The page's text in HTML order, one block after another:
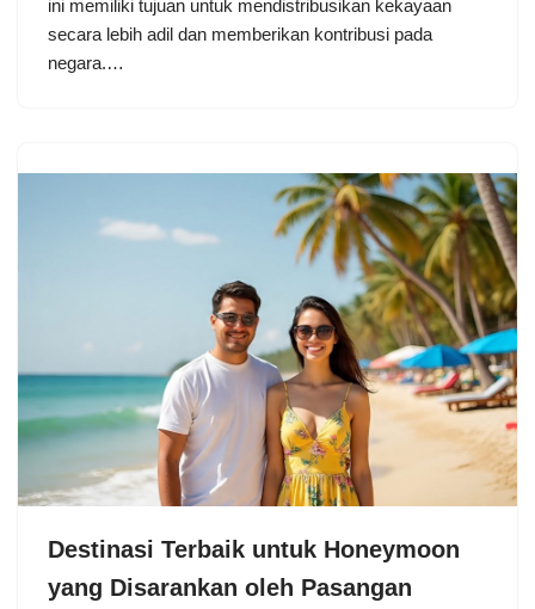
ini memiliki tujuan untuk mendistribusikan kekayaan
secara lebih adil dan memberikan kontribusi pada
negara.…
Destinasi Terbaik untuk Honeymoon
yang Disarankan oleh Pasangan